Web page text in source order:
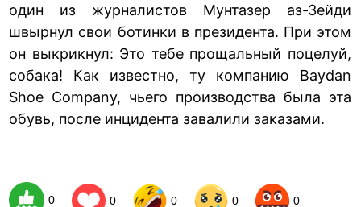
один из журналистов Мунтазер аз-Зейди
швырнул свои ботинки в президента. При этом
он выкрикнул: Это тебе прощальный поцелуй,
собака! Как известно, ту компанию Baydan
Shoe Company, чьего производства была эта
обувь, после инцидента завалили заказами.
0 0 0 0 0